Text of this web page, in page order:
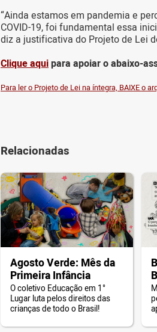
“Ainda estamos em pandemia e
COVID-19, foi fundamental essa
diz a justificativa do Projeto de Lei
Clique aquipara apoiar o abaixo-
Para ler o Projeto de Lei na íntegra, BAIXE o
Relacionadas
Agosto Verde: Mês da
Primeira Infância
O coletivo Educação em 1°
Lugar luta pelos direitos das
crianças de todo o Brasil!